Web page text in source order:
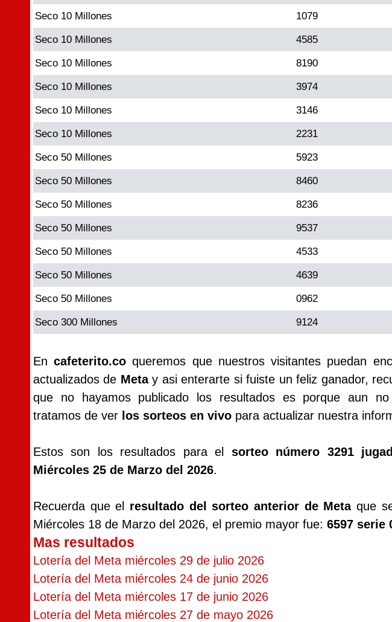
Seco 10 Millones 1079
Seco 10 Millones 4585
Seco 10 Millones 8190
Seco 10 Millones 3974
Seco 10 Millones 3146
Seco 10 Millones 2231
Seco 50 Millones 5923
Seco 50 Millones 8460
Seco 50 Millones 8236
Seco 50 Millones 9537
Seco 50 Millones 4533
Seco 50 Millones 4639
Seco 50 Millones 0962
Seco 300 Millones 9124
Encafeterito.co queremos que nuestros visitantes puedan
actualizados de Metay asi enterarte si fuiste un feliz ganador,
que no hayamos publicado los resultados es porque aun
tratamos de ver los sorteos en vivo para actualizar nuestra
Estos son los resultados para el sorteo número 3291
Miércoles 25 de Marzo del 2026.
Recuerda que el resultado del sorteo anterior de Metaque
Miércoles 18 de Marzo del 2026, el premio mayor fue: 6597 serie
Mas resultados
Lotería del Meta miércoles 29 de julio 2026
Lotería del Meta miércoles 24 de junio 2026
Lotería del Meta miércoles 17 de junio 2026
Lotería del Meta miércoles 27 de mayo 2026